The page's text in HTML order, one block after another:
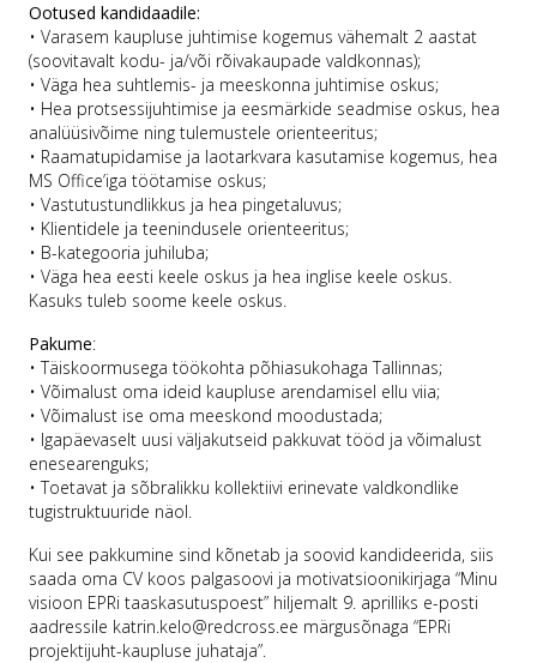
Ootused kandidaadile:
• Varasem kaupluse juhtimise kogemus vähemalt 2 aastat
(soovitavalt kodu- ja/või rõivakaupade valdkonnas);
• Väga hea suhtlemis- ja meeskonna juhtimise oskus;
• Hea protsessijuhtimise ja eesmärkide seadmise oskus, hea
analüüsivõime ning tulemustele orienteeritus;
• Raamatupidamise ja laotarkvara kasutamise kogemus, hea
MS Office’iga töötamise oskus;
• Vastutustundlikkus ja hea pingetaluvus;
• Klientidele ja teenindusele orienteeritus;
• B-kategooria juhiluba;
• Väga hea eesti keele oskus ja hea inglise keele oskus.
Kasuks tuleb soome keele oskus.
Pakume:
• Täiskoormusega töökohta põhiasukohaga Tallinnas;
• Võimalust oma ideid kaupluse arendamisel ellu viia;
• Võimalust ise oma meeskond moodustada;
• Igapäevaselt uusi väljakutseid pakkuvat tööd ja võimalust
enesearenguks;
• Toetavat ja sõbralikku kollektiivi erinevate valdkondlike
tugistruktuuride näol.
Kui see pakkumine sind kõnetab ja soovid kandideerida, siis
saada oma CV koos palgasoovi ja motivatsioonikirjaga “Minu
visioon EPRi taaskasutuspoest” hiljemalt 9. aprilliks e-posti
aadressile katrin.kelo@redcross.ee märgusõnaga “EPRi
projektijuht-kaupluse juhataja”.